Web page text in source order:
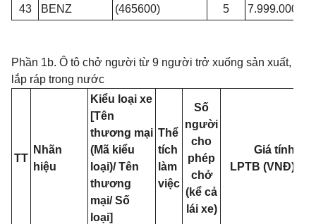
43
BENZ
(465600)
5
Phần 1b. Ô tô chở người từ 9 người trở xuống sản xuất,
lắp ráp trong nước
TT
Nhãn
hiệu
Kiểu loại xe
[Tên
thương mại
(Mã kiểu
loại)/ Tên
thương
mại/ Số
loại]
Thể
tích
làm
việc
Số
người
cho
phép
chở
(kể cả
lái xe)
Giá tính
LPTB (VNĐ)